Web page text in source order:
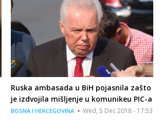
Ruska ambasada u BiH pojasnila zašto
je izdvojila mišljenje u komunikeu PIC-a
BOSNA I HERCEGOVINA Wed, 5 Dec 2018 - 17:53